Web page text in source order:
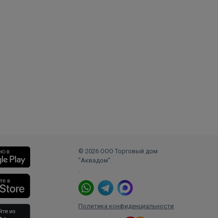
© 2026 ООО Торговый дом
"Аквадом".
.
Политика конфиденциальности